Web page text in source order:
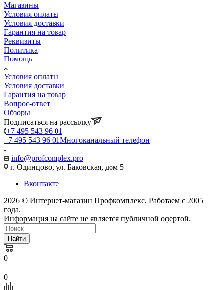
Магазины
Условия оплаты
Условия доставки
Гарантия на товар
Реквизиты
Политика
Помощь
Условия оплаты
Условия доставки
Гарантия на товар
Вопрос-ответ
Обзоры
Подписаться на рассылку
+7 495 543 96 01
+7 495 543 96 01Многоканальный телефон
info@profcomplex.pro
г. Одинцово, ул. Баковская, дом 5
Вконтакте
2026 © Интернет-магазин Профкомплекс. Работаем с 2005
года.
Информация на сайте не является публичной офертой.
Найти
0
0